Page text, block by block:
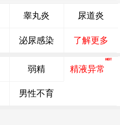
睾丸炎 尿道炎
泌尿感染 了解更多
弱精 精液异常
男性不育